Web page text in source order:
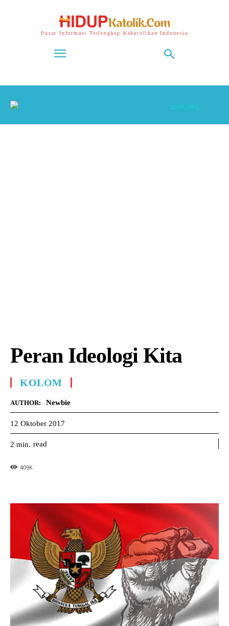
Pusat Informasi Terlengkap Kekatolikan Indonesia
Peran Ideologi Kita
KOLOM
AUTHOR: Newbie
12 Oktober 2017
2 min. read
409K